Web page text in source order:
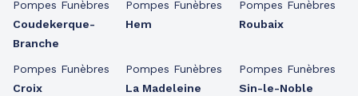
Pompes Funèbres
Coudekerque-
Branche
Pompes Funèbres
Croix
Pompes Funèbres
Hem
Pompes Funèbres
La Madeleine
Pompes Funèbres
Roubaix
Pompes Funèbres
Sin-le-Noble